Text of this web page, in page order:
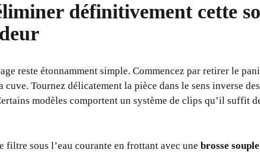
définitivement cette
reste étonnamment simple. Commencez par retirer le
Tournez délicatement la pièce dans le sens inverse
modèles comportent un système de clips qu’il suffit
filtre sous l’eau courante en frottant avec une brosse souple